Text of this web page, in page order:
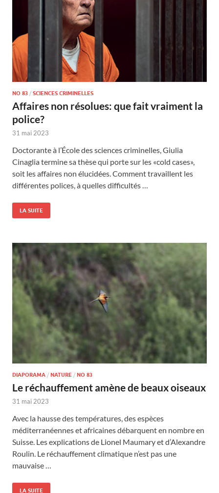
NO 83 / SCIENCES CRIMINELLES
Affaires non résolues: que fait vraiment la
police?
31 mai 2023
Doctorante à l’École des sciences criminelles, Giulia
Cinaglia termine sa thèse qui porte sur les «cold cases»,
soit les affaires non élucidées. Comment travaillent les
différentes polices, à quelles difficultés …
LA SUITE
DIAPORAMA / NATURE / NO 83
Le réchauffement amène de beaux oiseaux
31 mai 2023
Avec la hausse des températures, des espèces
méditerranéennes et africaines débarquent en nombre en
Suisse. Les explications de Lionel Maumary et d’Alexandre
Roulin. Le réchauffement climatique n’est pas une
mauvaise …
LA SUITE